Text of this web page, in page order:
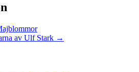
av Ulf Stark →